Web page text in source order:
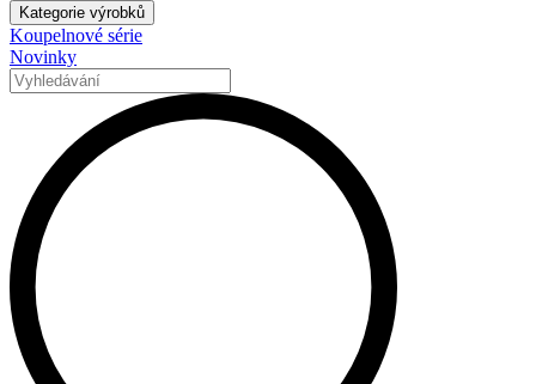
Kategorie výrobků
Koupelnové série
Novinky